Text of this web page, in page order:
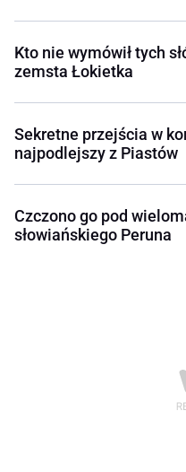
Kto nie wymówił tych
zemsta Łokietka
Sekretne przejścia w
najpodlejszy z Piastów
Czczono go pod
słowiańskiego Peruna